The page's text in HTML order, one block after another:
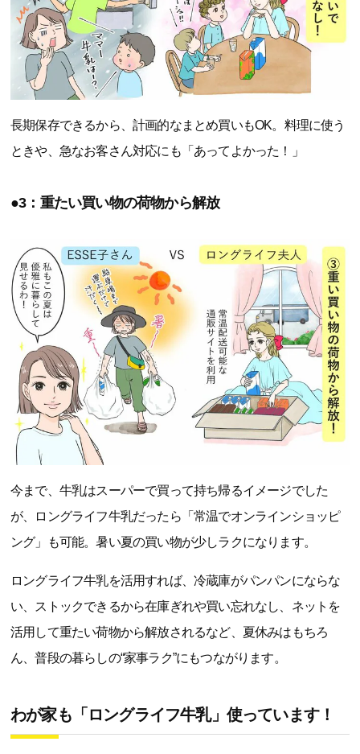
長期保存できるから、計画的なまとめ買いもOK。料理に使う
ときや、急なお客さん対応にも「あってよかった！」
●3：重たい買い物の荷物から解放
今まで、牛乳はスーパーで買って持ち帰るイメージでした
が、ロングライフ牛乳だったら「常温でオンラインショッピ
ング」も可能。暑い夏の買い物が少しラクになります。
ロングライフ牛乳を活用すれば、冷蔵庫がパンパンにならな
い、ストックできるから在庫ぎれや買い忘れなし、ネットを
活用して重たい荷物から解放されるなど、夏休みはもちろ
ん、普段の暮らしの“家事ラク”にもつながります。
わが家も「ロングライフ牛乳」使っています！